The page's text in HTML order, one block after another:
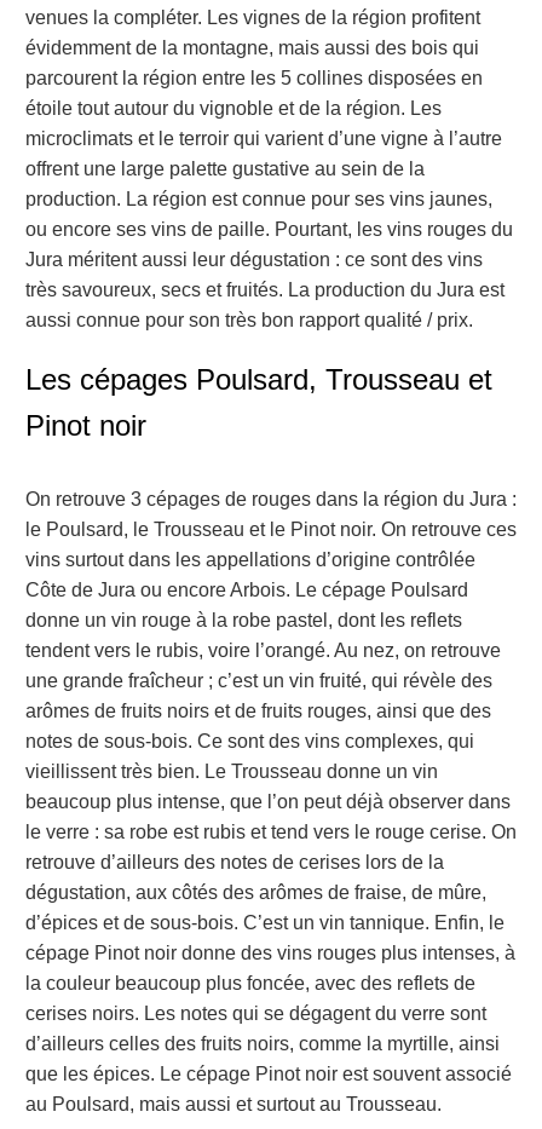
venues la compléter. Les vignes de la région profitent
évidemment de la montagne, mais aussi des bois qui
parcourent la région entre les 5 collines disposées en
étoile tout autour du vignoble et de la région. Les
microclimats et le terroir qui varient d’une vigne à l’autre
offrent une large palette gustative au sein de la
production. La région est connue pour ses vins jaunes,
ou encore ses vins de paille. Pourtant, les vins rouges du
Jura méritent aussi leur dégustation : ce sont des vins
très savoureux, secs et fruités. La production du Jura est
aussi connue pour son très bon rapport qualité / prix.
Les cépages Poulsard, Trousseau et
Pinot noir
On retrouve 3 cépages de rouges dans la région du Jura :
le Poulsard, le Trousseau et le Pinot noir. On retrouve ces
vins surtout dans les appellations d’origine contrôlée
Côte de Jura ou encore Arbois. Le cépage Poulsard
donne un vin rouge à la robe pastel, dont les reflets
tendent vers le rubis, voire l’orangé. Au nez, on retrouve
une grande fraîcheur ; c’est un vin fruité, qui révèle des
arômes de fruits noirs et de fruits rouges, ainsi que des
notes de sous-bois. Ce sont des vins complexes, qui
vieillissent très bien. Le Trousseau donne un vin
beaucoup plus intense, que l’on peut déjà observer dans
le verre : sa robe est rubis et tend vers le rouge cerise. On
retrouve d’ailleurs des notes de cerises lors de la
dégustation, aux côtés des arômes de fraise, de mûre,
d’épices et de sous-bois. C’est un vin tannique. Enfin, le
cépage Pinot noir donne des vins rouges plus intenses, à
la couleur beaucoup plus foncée, avec des reflets de
cerises noirs. Les notes qui se dégagent du verre sont
d’ailleurs celles des fruits noirs, comme la myrtille, ainsi
que les épices. Le cépage Pinot noir est souvent associé
au Poulsard, mais aussi et surtout au Trousseau.